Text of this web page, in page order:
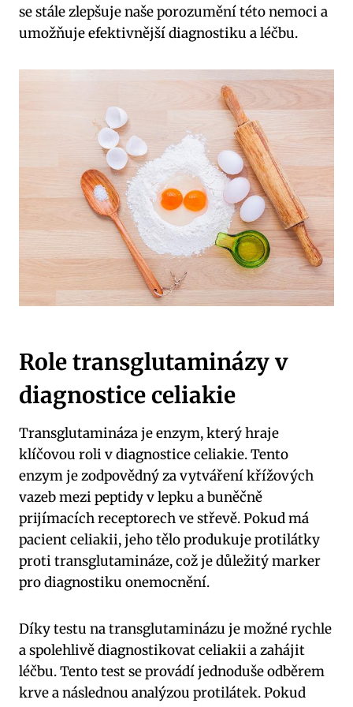
se stále zlepšuje naše porozumění této nemoci a
umožňuje efektivnější diagnostiku a léčbu.
Role transglutaminázy v
diagnostice celiakie
Transglutamináza je enzym, který hraje
klíčovou roli v diagnostice celiakie. Tento
enzym je zodpovědný za vytváření křížových
vazeb mezi peptidy v lepku a buněčně
prijímacích receptorech ve střevě. Pokud má
pacient celiakii, jeho tělo produkuje protilátky
proti transglutamináze, což je důležitý marker
pro diagnostiku onemocnění.
Díky testu na transglutaminázu je možné rychle
a spolehlivě diagnostikovat celiakii a zahájit
léčbu. Tento test se provádí jednoduše odběrem
krve a následnou analýzou protilátek. Pokud